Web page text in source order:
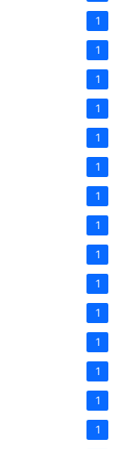
1
1
1
1
1
1
1
1
1
1
1
1
1
1
1